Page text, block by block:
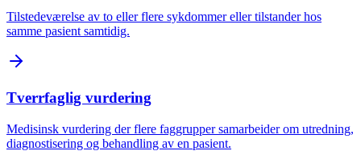
Tilstedeværelse av to eller flere sykdommer eller tilstander hos
samme pasient samtidig.
Tverrfaglig vurdering
Medisinsk vurdering der flere faggrupper samarbeider om utredning,
diagnostisering og behandling av en pasient.